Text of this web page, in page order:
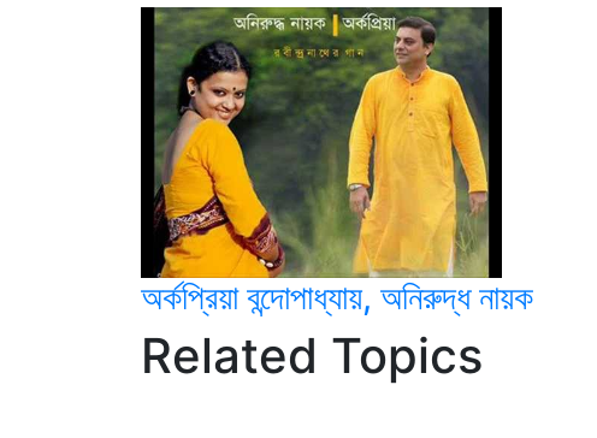
অর্কপ্রিয়া বন্দোপাধ্যায়, অনিরুদ্ধ নায়ক
Related Topics